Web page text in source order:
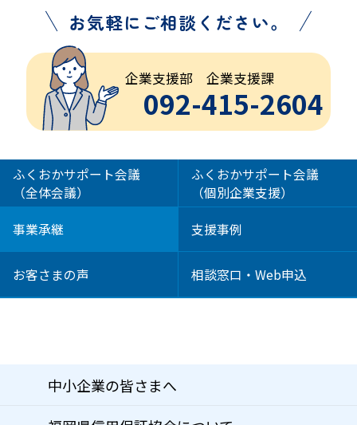
ふくおかサポート会議
（全体会議）
ふくおかサポート会議
（個別企業支援）
事業承継 支援事例
お客さまの声 相談窓口・Web申込
お気軽にご相談ください。
企業支援部 企業支援課
092-415-2604
中小企業の皆さまへ